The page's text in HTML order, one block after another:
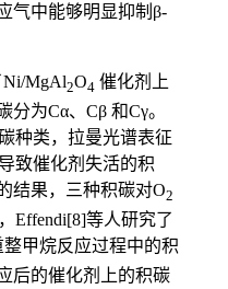
气中能够明显抑制β-
Ni/MgAl2O4 催化剂上
为Cα、Cβ 和Cγ。
种类，拉曼光谱表征
致催化剂失活的积
结果，三种积碳对O2
Effendi[8]等人研究了
甲烷反应过程中的积
后的催化剂上的积碳